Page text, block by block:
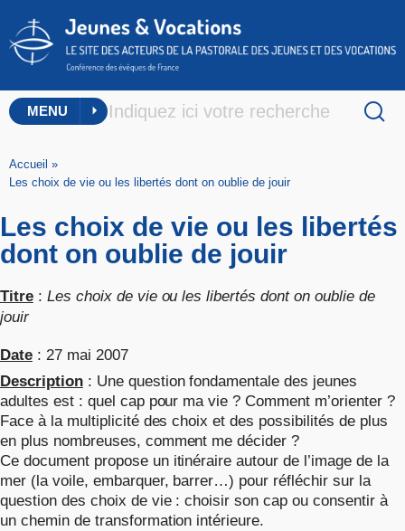
MENU
Accueil »
Les choix de vie ou les libertés dont on oublie de jouir
Les choix de vie ou les libertés
dont on oublie de jouir
Titre: Les choix de vie ou les libertés dont on oublie de
jouir
Date: 27 mai 2007
Description: Une question fondamentale des jeunes
adultes est : quel cap pour ma vie ? Comment m’orienter ?
Face à la multiplicité des choix et des possibilités de plus
en plus nombreuses, comment me décider ?
Ce document propose un itinéraire autour de l’image de la
mer (la voile, embarquer, barrer…) pour réfléchir sur la
question des choix de vie : choisir son cap ou consentir à
un chemin de transformation intérieure.